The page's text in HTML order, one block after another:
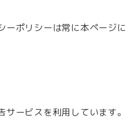
ーポリシーは常に本ページに
ービスを利用しています。